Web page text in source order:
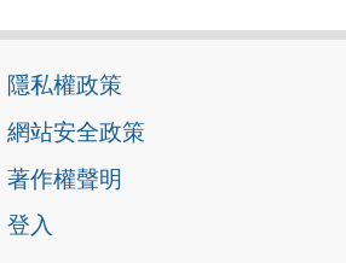
隱私權政策
網站安全政策
著作權聲明
登入